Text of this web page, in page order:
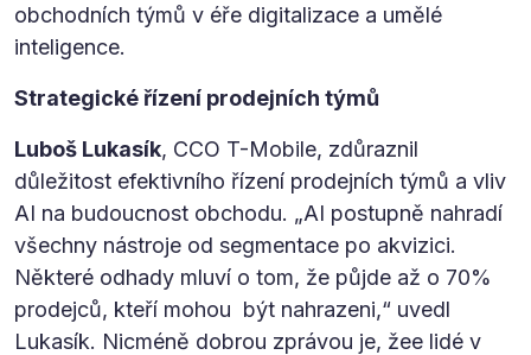
obchodních týmů v éře digitalizace a umělé
inteligence.
Strategické řízení prodejních týmů
Luboš Lukasík, CCO T-Mobile, zdůraznil
důležitost efektivního řízení prodejních týmů a vliv
AI na budoucnost obchodu. „AI postupně nahradí
všechny nástroje od segmentace po akvizici.
Některé odhady mluví o tom, že půjde až o 70%
prodejců, kteří mohou být nahrazeni,“ uvedl
Lukasík. Nicméně dobrou zprávou je, žee lidé v